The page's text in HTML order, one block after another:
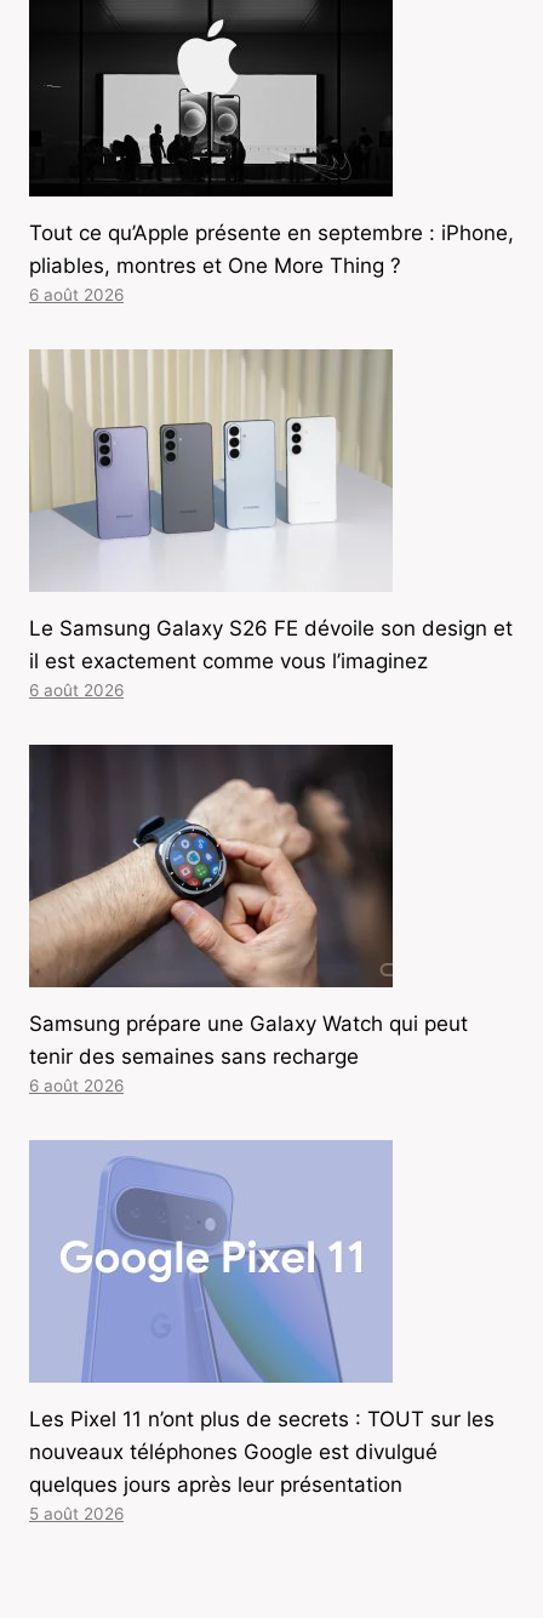
Tout ce qu’Apple présente en septembre : iPhone,
pliables, montres et One More Thing ?
6 août 2026
Le Samsung Galaxy S26 FE dévoile son design et
il est exactement comme vous l’imaginez
6 août 2026
Samsung prépare une Galaxy Watch qui peut
tenir des semaines sans recharge
6 août 2026
Les Pixel 11 n’ont plus de secrets : TOUT sur les
nouveaux téléphones Google est divulgué
quelques jours après leur présentation
5 août 2026